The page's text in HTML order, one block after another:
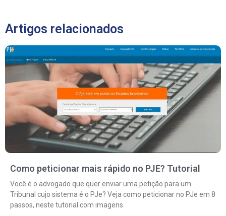
Artigos relacionados
Como peticionar mais rápido no PJE? Tutorial
Você é o advogado que quer enviar uma petição para um
Tribunal cujo sistema é o PJe? Veja como peticionar no PJe em 8
passos, neste tutorial com imagens.